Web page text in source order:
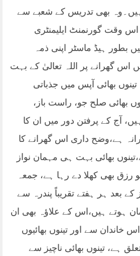
بھی تدریس کے شعبے سے
وقت گورنمنٹ ایلیمنٹری
بطور ہیڈ ماسٹر اپنی ذمہ
اس گھرانے پر اللہ تعالیٰ کے بہت
بھائی آپس میں جذباتی
بھائی صلح جو، راست باز،
آج کے پرفتن دور میں ان کا
ہے،وضح داری اس گھرانے کا
بھائی بہت ہی مہمان نواز
رزق بھی کھلا دے رہا ہے، جمعہ
بعد ہر ہفتے تقریباً پندرہ سے
ہوتے ہیں،اس کے علاؤہ بھی ان
خاندان سے اور تینوں بھائیوں
ہے، تینوں بھائی ناچیز سے